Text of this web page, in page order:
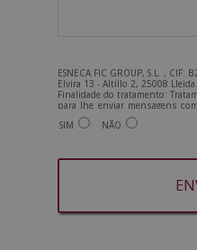
ESNECA FIC GROUP, S.L. ,
Elvira 13 - Altillo 2, 25008 Lleida.
Finalidade do tratamento:
para lhe enviar mensagens
tipo comercial relacionadas
produtos que possam ser
nos para o endereço
Deseja receber informação
SIM NÃO